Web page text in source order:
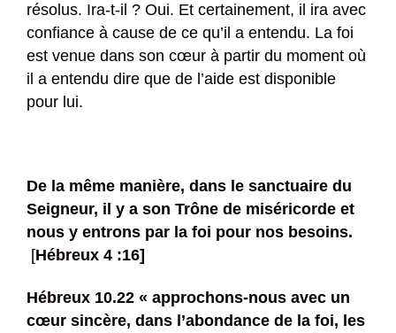
résolus. Ira-t-il ? Oui. Et certainement, il ira avec
confiance à cause de ce qu’il a entendu. La foi
est venue dans son cœur à partir du moment où
il a entendu dire que de l’aide est disponible
pour lui.
De la même manière, dans le sanctuaire du
Seigneur, il y a son Trône de miséricorde et
nous y entrons par la foi pour nos besoins.
[Hébreux 4 :16]
Hébreux 10.22 « approchons-nous avec un
cœur sincère, dans l’abondance de la foi, les